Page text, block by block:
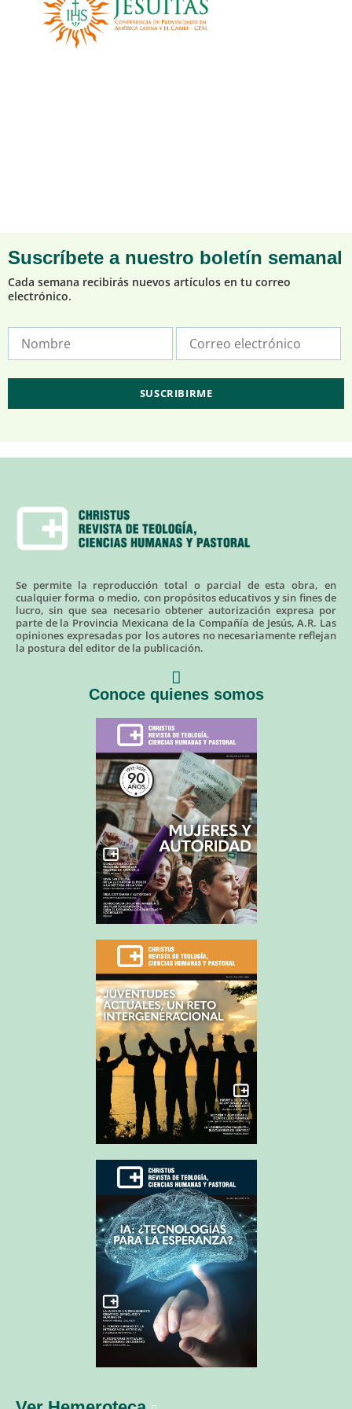
Suscríbete a nuestro boletín semanal
Cada semana recibirás nuevos artículos en tu correo
electrónico.
Se permite la reproducción total o parcial de esta obra, en
cualquier forma o medio, con propósitos educativos y sin fines de
lucro, sin que sea necesario obtener autorización expresa por
parte de la Provincia Mexicana de la Compañía de Jesús, A.R. Las
opiniones expresadas por los autores no necesariamente reflejan
la postura del editor de la publicación.
Conoce quienes somos